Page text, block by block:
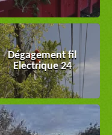
Dégagement fil
Electrique 24